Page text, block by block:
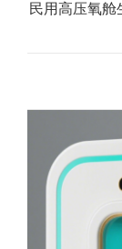
民用高压氧